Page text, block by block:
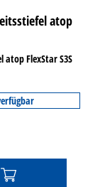
atop
atop FlexStar S3S